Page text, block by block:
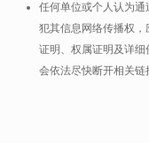
任何单位或个人认为
犯其信息网络传播权
证明、权属证明及详
会依法尽快断开相关链